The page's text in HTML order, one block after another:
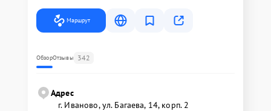
Маршрут
ОбзорОтзывы 342
Адрес
г. Иваново, ул. Багаева, 14, корп. 2